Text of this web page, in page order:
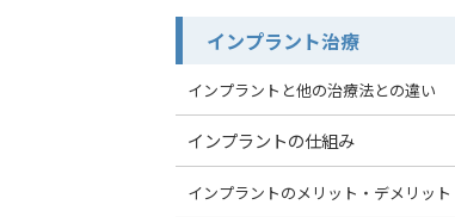
インプラント治療
インプラントと他の治療法との違い
インプラントの仕組み
インプラントのメリット・デメリット